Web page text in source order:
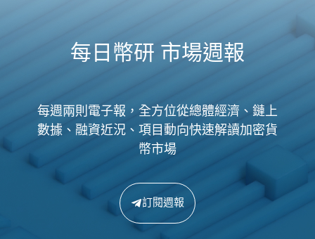
每日幣研 市場週報
每週兩則電子報，全方位從總體經濟、鏈上
數據、融資近況、項目動向快速解讀加密貨
幣市場
訂閱週報